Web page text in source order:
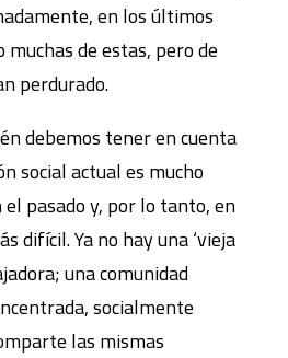
en los últimos
de estas, pero de
perdurado.
debemos tener en cuenta
social actual es mucho
pasado y, por lo tanto, en
difícil. Ya no hay una ‘vieja
una comunidad
socialmente
las mismas